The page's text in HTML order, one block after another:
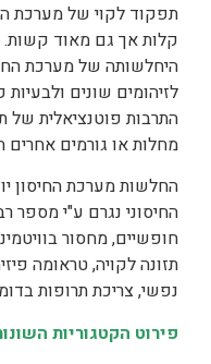
תפקוד לקוי של מערכת
קלות אך גם מאוד קשות.
היחלשותה של מערכת
לזיהומים שונים
התרבות פוטנציאלית של
מחלות או גורמים אחרים
החלשות מערכת החיסון
החיסוני נגרם ע"י מספר
חופשיים, מחסור
תזונה לקויה, טראומה
נפשי, צריכת תרופות
פירוט הקטגוריות